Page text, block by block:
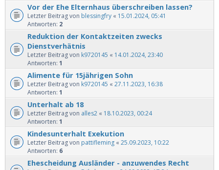
Vor der Ehe Elternhaus überschreiben lassen?
Letzter Beitrag von blessingfry « 15.01.2024, 05:41
Antworten: 2
Reduktion der Kontaktzeiten zwecks
Dienstverhätnis
Letzter Beitrag von k9720145 « 14.01.2024, 23:40
Antworten: 1
Alimente für 15jährigen Sohn
Letzter Beitrag von k9720145 « 27.11.2023, 16:38
Antworten: 1
Unterhalt ab 18
Letzter Beitrag von alles2 « 18.10.2023, 00:24
Antworten: 1
Kindesunterhalt Exekution
Letzter Beitrag von pattifleming « 25.09.2023, 10:22
Antworten: 6
Ehescheidung Ausländer - anzuwendes Recht